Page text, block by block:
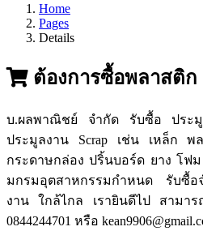
Home
Pages
Details
ต้องการซื้อพลาสติก
บ.ผลพาณิชย์ จำกัด รับซื้อ ประมู
ประมูลงาน Scrap เช่น เหล็ก พ
กระดาษกล่อง ปริ้นบอร์ด ยาง โฟ
มกรมอุตสาหกรรมกำหนด รับซื้
งาน ใกล้ไกล เรายินดีไป สามา
0844244701 หรือ